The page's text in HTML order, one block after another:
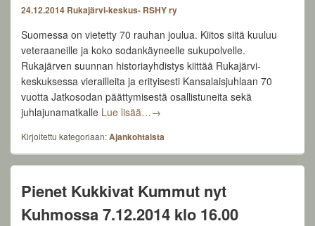
24.12.2014 Rukajärvi-keskus- RSHY ry
Suomessa on vietetty 70 rauhan joulua. Kiitos siitä kuuluu
veteraaneille ja koko sodankäyneelle sukupolvelle.
Rukajärven suunnan historiayhdistys kiittää Rukajärvi-
keskuksessa vierailleita ja erityisesti Kansalaisjuhlaan 70
vuotta Jatkosodan päättymisestä osallistuneita sekä
juhlajunamatkalle Lue lisää…Hyvää Joulua Ja Onnellista Uutta
→
Kirjoitettu kategoriaan:Ajankohtaista
Pienet Kukkivat Kummut nyt
Kuhmossa 7.12.2014 klo 16.00